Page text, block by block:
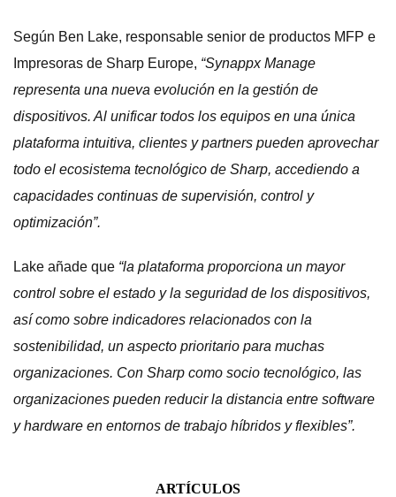
Según Ben Lake, responsable senior de productos MFP e
Impresoras de Sharp Europe, “Synappx Manage
representa una nueva evolución en la gestión de
dispositivos. Al unificar todos los equipos en una única
plataforma intuitiva, clientes y partners pueden aprovechar
todo el ecosistema tecnológico de Sharp, accediendo a
capacidades continuas de supervisión, control y
optimización”.
Lake añade que “la plataforma proporciona un mayor
control sobre el estado y la seguridad de los dispositivos,
así como sobre indicadores relacionados con la
sostenibilidad, un aspecto prioritario para muchas
organizaciones. Con Sharp como socio tecnológico, las
organizaciones pueden reducir la distancia entre software
y hardware en entornos de trabajo híbridos y flexibles”.
ARTÍCULOS